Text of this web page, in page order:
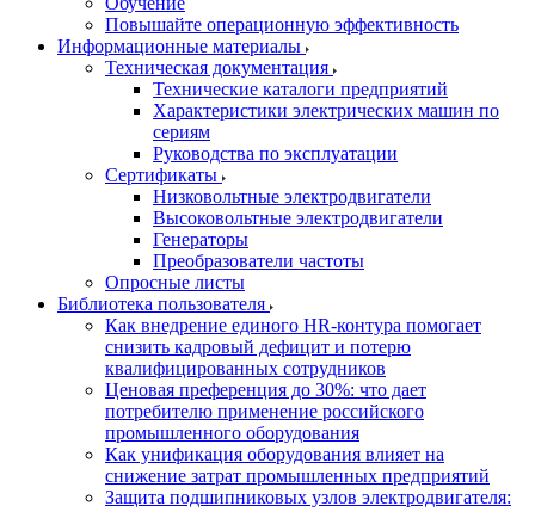
Повышайте операционную эффективность
Информационные материалы
Техническая документация
Технические каталоги предприятий
Характеристики электрических машин по
сериям
Руководства по эксплуатации
Сертификаты
Низковольтные электродвигатели
Высоковольтные электродвигатели
Генераторы
Преобразователи частоты
Опросные листы
Библиотека пользователя
Как внедрение единого HR-контура помогает
снизить кадровый дефицит и потерю
квалифицированных сотрудников
Ценовая преференция до 30%: что дает
потребителю применение российского
промышленного оборудования
Как унификация оборудования влияет на
снижение затрат промышленных предприятий
Защита подшипниковых узлов электродвигателя: